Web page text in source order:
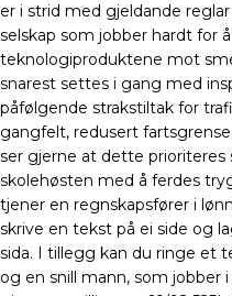
er i strid med gjeldande
selskap som jobber hardt for
teknologiproduktene mot
snarest settes i gang med
påfølgende strakstiltak for
gangfelt, redusert
ser gjerne at dette prioriteres
skolehøsten med å ferdes
tjener en regnskapsfører i
skrive en tekst på ei side og
sida. I tillegg kan du ringe et
og en snill mann, som jobber